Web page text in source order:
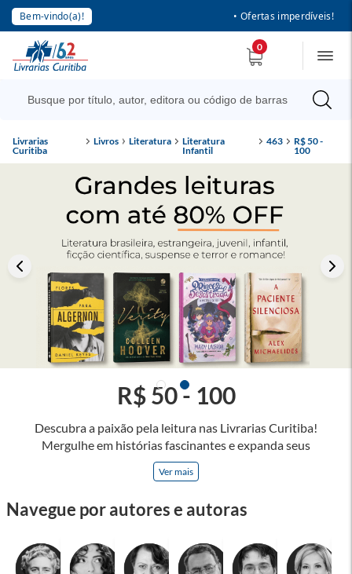
Bem-vindo(a)! • Ofertas imperdíveis!
0
Livrarias
Curitiba
Livros Literatura
Literatura
Infantil
463
R$ 50 -
100
Descubra a paixão pela leitura nas Livrarias Curitiba!
Mergulhe em histórias fascinantes e expanda seus
horizontes, onde cada página é uma porta para novos
universos e perspectivas. Ler nos permite viajar sem sair do
e tenha a oportunidade de alcançar o seu crescimento
passe um tempo no mundo da imaginação! A leitura
transforma vidas e estamos aqui para ajudar a transformar a
Ver mais
R$ 50 - 100
Navegue por autores e autoras